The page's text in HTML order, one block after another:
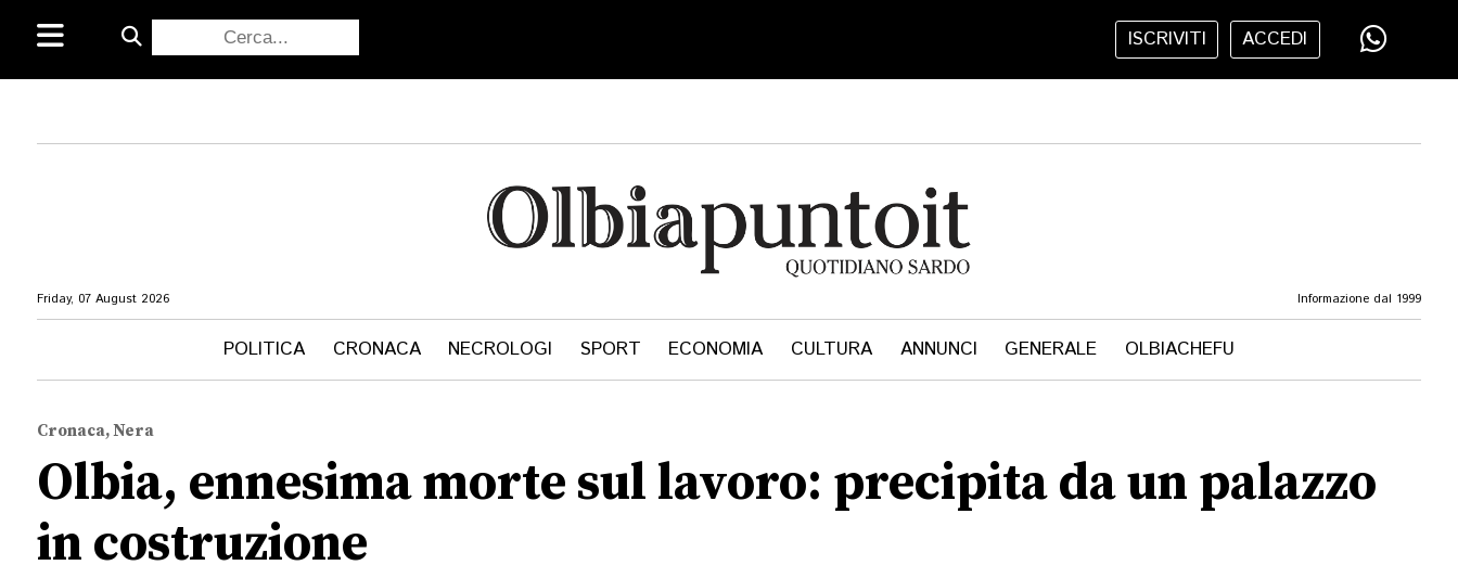
ISCRIVITI ACCEDI
Friday, 07 August 2026 Informazione dal 1999
POLITICA CRONACA NECROLOGI SPORT ECONOMIA CULTURA ANNUNCI GENERALE OLBIACHEFU
Cronaca, Nera
Olbia, ennesima morte sul lavoro: precipita da un palazzo
in costruzione